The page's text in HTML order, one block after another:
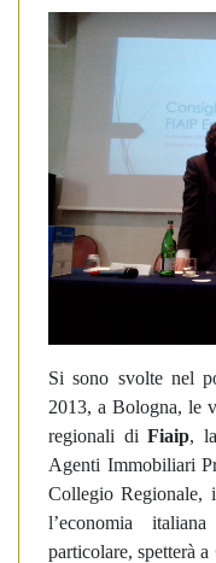
Si sono svolte nel
2013, a Bologna, le
regionali diFiaip,
Agenti Immobiliari
Collegio Regionale,
l’economia
particolare, spetterà a